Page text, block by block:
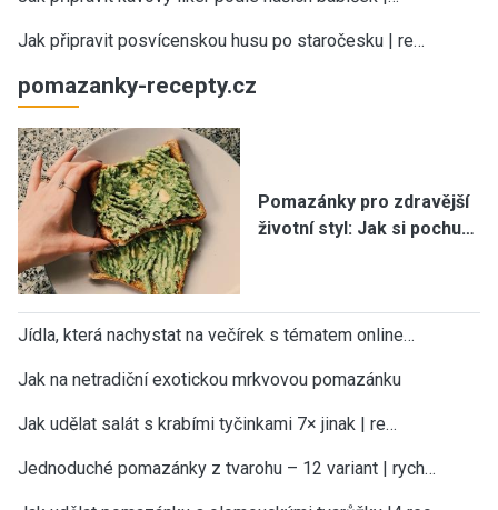
Jak připravit posvícenskou husu po staročesku | re…
pomazanky-recepty.cz
Pomazánky pro zdravější
životní styl: Jak si pochu…
Jídla, která nachystat na večírek s tématem online…
Jak na netradiční exotickou mrkvovou pomazánku
Jak udělat salát s krabími tyčinkami 7× jinak | re…
Jednoduché pomazánky z tvarohu – 12 variant | rych…